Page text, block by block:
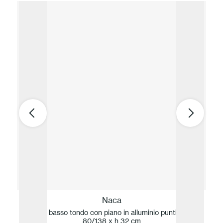
Naca
Tavolo basso tondo con piano in alluminio puntinato ø
80/138 x h 32 cm